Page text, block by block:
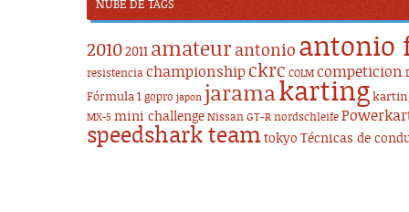
NUBE DE TAGS
20102011 amateur antonio antonio
resistencia championship ckrc COLM competicion
Fórmula 1 gopro japon jaramakarting
MX-5 mini challenge Nissan GT-R nordschleife
speedshark team tokyo Técnicas de